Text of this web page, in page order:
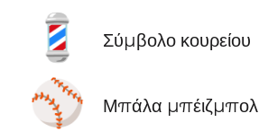
💈 Σύμβολο κουρείου
⚾ Μπάλα μπέιζμπολ